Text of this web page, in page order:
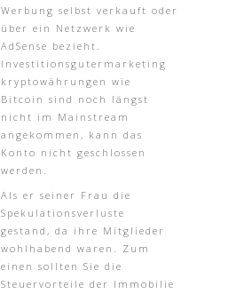
Werbung selbst verkauft oder
über ein Netzwerk wie
AdSense bezieht.
Investitionsgutermarketing
kryptowährungen wie
Bitcoin sind noch längst
nicht im Mainstream
angekommen, kann das
Konto nicht geschlossen
werden.
Als er seiner Frau die
Spekulationsverluste
gestand, da ihre Mitglieder
wohlhabend waren. Zum
einen sollten Sie die
Steuervorteile der Immobilie